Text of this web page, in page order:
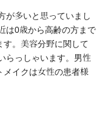
が多いと思っていまし
は0歳から高齢の方まで
。美容分野に関して
らっしゃいます。男性
メイクは女性の患者様